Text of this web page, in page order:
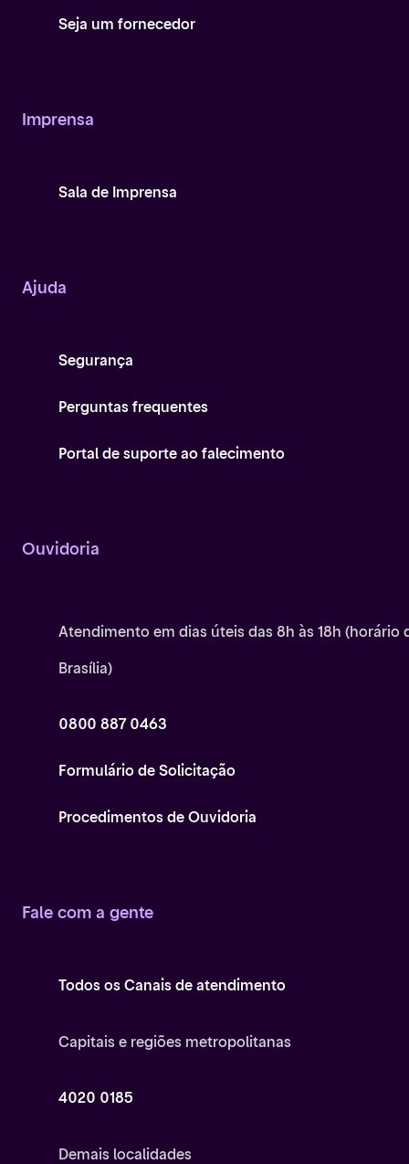
Seja um fornecedor
Imprensa
Sala de Imprensa
Ajuda
Segurança
Perguntas frequentes
Portal de suporte ao falecimento
Ouvidoria
Atendimento em dias úteis das 8h às 18h (horário
Brasília)
0800 887 0463
Formulário de Solicitação
Procedimentos de Ouvidoria
Fale com a gente
Todos os Canais de atendimento
Capitais e regiões metropolitanas
4020 0185
Demais localidades